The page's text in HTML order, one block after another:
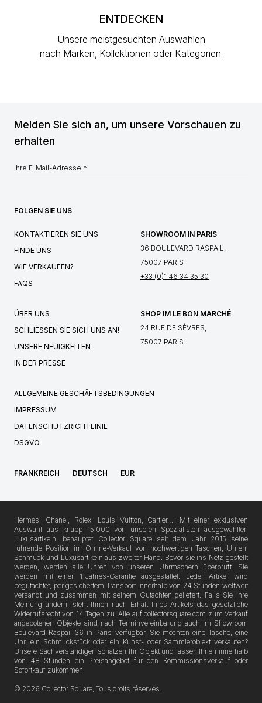
ENTDECKEN
Unsere meistgesuchten Auswahlen
nach Marken, Kollektionen oder Kategorien.
Melden Sie sich an, um unsere Vorschauen zu
erhalten
FOLGEN SIE UNS
KONTAKTIEREN SIE UNS
FINDE UNS
WIE VERKAUFEN?
FAQS
SHOWROOM IN PARIS
36 BOULEVARD RASPAIL,
75007 PARIS
+33 (0)1 46 34 35 30
ÜBER UNS
SCHLIESSEN SIE SICH UNS AN!
UNSERE NEUIGKEITEN
IN DER PRESSE
SHOP IM LE BON MARCHÉ
24 RUE DE SÈVRES,
75007 PARIS
ALLGEMEINE GESCHÄFTSBEDINGUNGEN
IMPRESSUM
DATENSCHUTZRICHTLINIE
DSGVO
FRANKREICH DEUTSCH EUR
Hermès, Chanel, Rolex, Louis Vuitton, Cartier…: Mit einer exklusiven
Auswahl aus knapp 15.000 von unseren Spezialisten ausgewählten
Luxusartikeln, behauptet Collector Square seit dem Jahr 2015 seine
führende Position im Online-Verkauf von hochwertigen Taschen, Uhren,
Schmuck und Luxusartikeln aus zweiter Hand. Bevor sie ins Netz gestellt
werden, werden alle Uhren von unseren Uhrmachern überprüft. Sie
werden mit einer 1-Jahres-Garantie ausgestattet. Jeder Artikel wird
begutachtet, per gesichertem Transport innerhalb von 24 Stunden weltweit
versandt und zusammen mit seinem Gutachten geliefert. Falls Sie Ihre
Meinung ändern, steht Ihnen nach Erhalt Ihres Artikels das gesetzliche
Widerrufsrecht von 14 Tagen zu. Alle auf collectorsquare.com zum Verkauf
angebotenen Objekte sind nach Terminvereinbarung auch im Showroom
Boulevard Raspail 36 in Paris verfügbar. Sie möchten eine Tasche, eine
Uhr, ein Schmuckstück oder ein Kunst- oder Sammlerobjekt verkaufen?
Unsere Sachverständigen schätzen Ihr Objekt und lassen Ihnen innerhalb
von 48 Stunden ein Preisangebot für den Kommissionsverkauf oder
Sofortkauf zukommen.
© 2026 Collector Square, Tous droits réservés.